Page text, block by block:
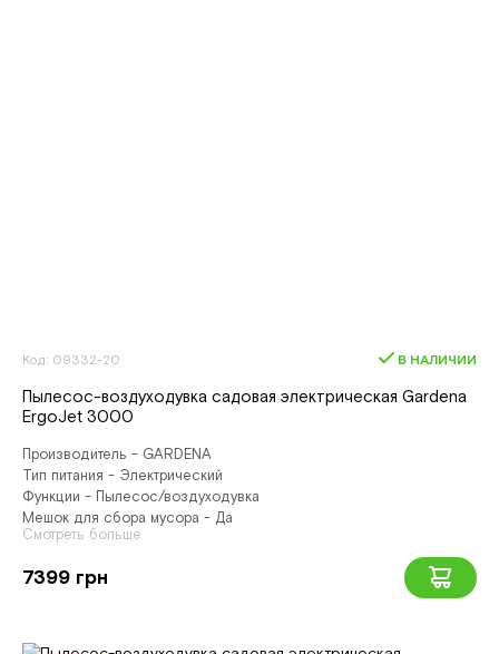
Код: 09332-20 В НАЛИЧИИ
Пылесос-воздуходувка садовая электрическая Gardena
ErgоJet 3000
Производитель - GARDENA
Тип питания - Электрический
Функции - Пылесос/воздуходувка
Мешок для сбора мусора - Да
Смотреть больше
7399 грн